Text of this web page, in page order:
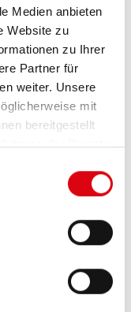
Medien anbieten
Website zu
zu Ihrer
Partner für
weiter. Unsere
mit
bereitgestellt
der Dienste